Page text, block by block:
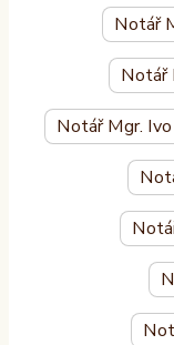
Notář
Notář
Notář Mgr.